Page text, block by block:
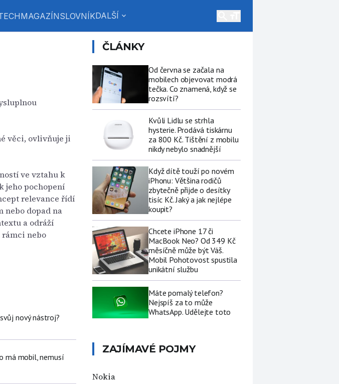
MAGAZÍNSLOVNÍKDALŠÍ expand_more
věci, ovlivňuje ji
ve vztahu k
jeho pochopení
relevance řídí
nebo dopad na
a odráží
nebo
nový nástroj?
má mobil, nemusí
ČLÁNKY
Od června se začala na
mobilech objevovat modrá
tečka. Co znamená, když se
rozsvítí?
Kvůli Lidlu se strhla
hysterie. Prodává tiskárnu
za 800 Kč. Tištění z mobilu
nikdy nebylo snadnější
Když dítě touží po novém
iPhonu: Většina rodičů
zbytečně přijde o desítky
tisíc Kč. Jaký a jak nejlépe
koupit?
Chcete iPhone 17 či
MacBook Neo? Od 349 Kč
měsíčně může být Váš.
Mobil Pohotovost spustila
unikátní službu
Máte pomalý telefon?
Nejspíš za to může
WhatsApp. Udělejte toto
ZAJÍMAVÉ POJMY
Nokia